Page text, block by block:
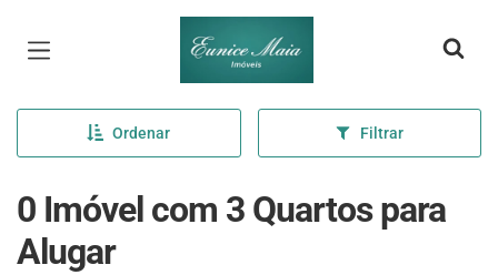
Página inicial
Ordenar Filtrar
0 Imóvel com 3 Quartos para
Alugar